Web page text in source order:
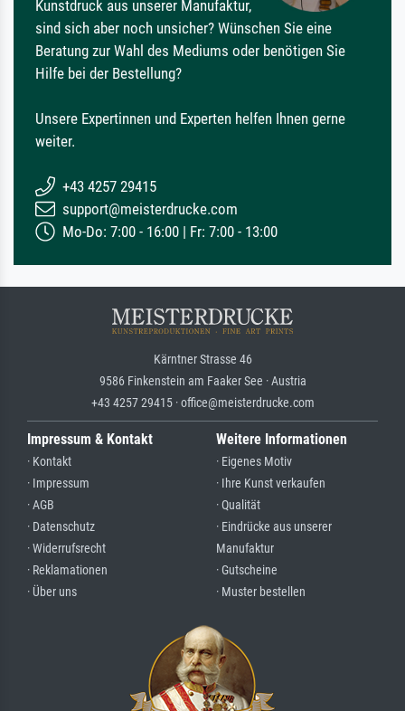
Kunstdruck aus unserer Manufaktur,
sind sich aber noch unsicher? Wünschen Sie eine
Beratung zur Wahl des Mediums oder benötigen Sie
Hilfe bei der Bestellung?
Unsere Expertinnen und Experten helfen Ihnen gerne
weiter.
+43 4257 29415
support@meisterdrucke.com
Mo-Do: 7:00 - 16:00 | Fr: 7:00 - 13:00
Kärntner Strasse 46
9586 Finkenstein am Faaker See · Austria
+43 4257 29415 · office@meisterdrucke.com
Impressum & Kontakt
· Kontakt
· Impressum
· AGB
· Datenschutz
· Widerrufsrecht
· Reklamationen
· Über uns
Weitere Informationen
· Eigenes Motiv
· Ihre Kunst verkaufen
· Qualität
· Eindrücke aus unserer
Manufaktur
· Gutscheine
· Muster bestellen